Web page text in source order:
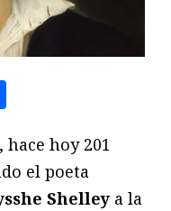
, hace hoy 201
el poeta
Shelley a la